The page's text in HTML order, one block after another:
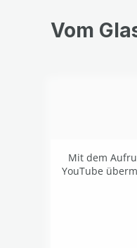
Vom
Mit dem
YouTube